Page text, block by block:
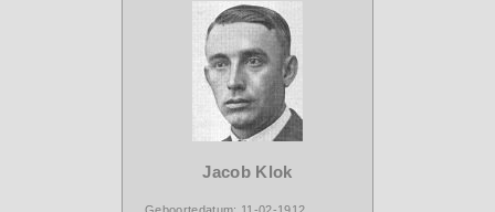
Jacob Klok